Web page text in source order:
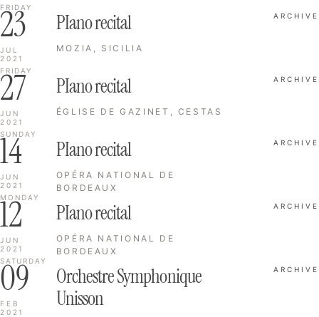
FRIDAY
23
JUL
2021
FRIDAY
PIano recital
MOZIA, SICILIA
ARCHIVE
27
JUN
2021
SUNDAY
PIano recital
ÉGLISE DE GAZINET, CESTAS
ARCHIVE
14
JUN
2021
MONDAY
PIano recital
OPÉRA NATIONAL DE
BORDEAUX
ARCHIVE
12
JUN
2021
SATURDAY
PIano recital
OPÉRA NATIONAL DE
BORDEAUX
ARCHIVE
09
FEB
2021
Orchestre Symphonique
Unisson
ARCHIVE